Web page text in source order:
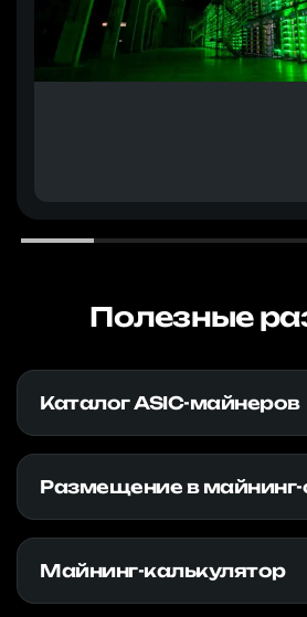
Полезные
Каталог ASIC-майнеров
Размещение в майнинг-
Майнинг-калькулятор